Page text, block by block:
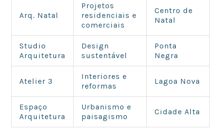
Arq. Natal
Projetos
residenciais e
comerciais
Centro de
Natal
Studio
Arquitetura
Design
sustentável
Ponta
Negra
Atelier 3
Interiores e
reformas
Lagoa Nova
Espaço
Arquitetura
Urbanismo e
paisagismo
Cidade Alta